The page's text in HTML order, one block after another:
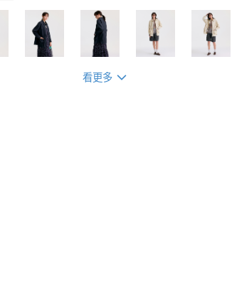
看更多